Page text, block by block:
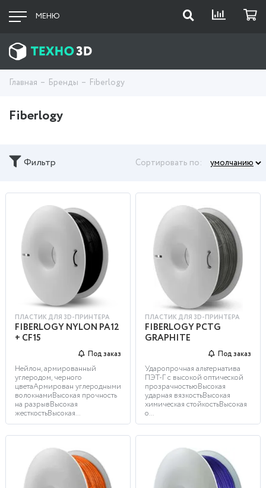
МЕНЮ
Главная Бренды Fiberlogy
Fiberlogy
Фильтр Сортировать по:
ПЛАСТИК ДЛЯ 3D-ПРИНТЕРА
FIBERLOGY NYLON PA12
+ CF15
Под заказ
Нейлон, армированный
углеродом, черного
цветаАрмирован углеродными
волокнамиВысокая прочность
на разрывВысокая
жесткостьВысокая...
ПЛАСТИК ДЛЯ 3D-ПРИНТЕРА
FIBERLOGY PCTG
GRAPHITE
Под заказ
Ударопрочная альтернатива
ПЭТ-Г с высокой оптической
прозрачностьюВысокая
ударная вязкостьВысокая
химическая стойкостьВысокая
о...